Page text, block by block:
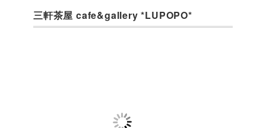
三軒茶屋 cafe&gallery *LUPOPO*